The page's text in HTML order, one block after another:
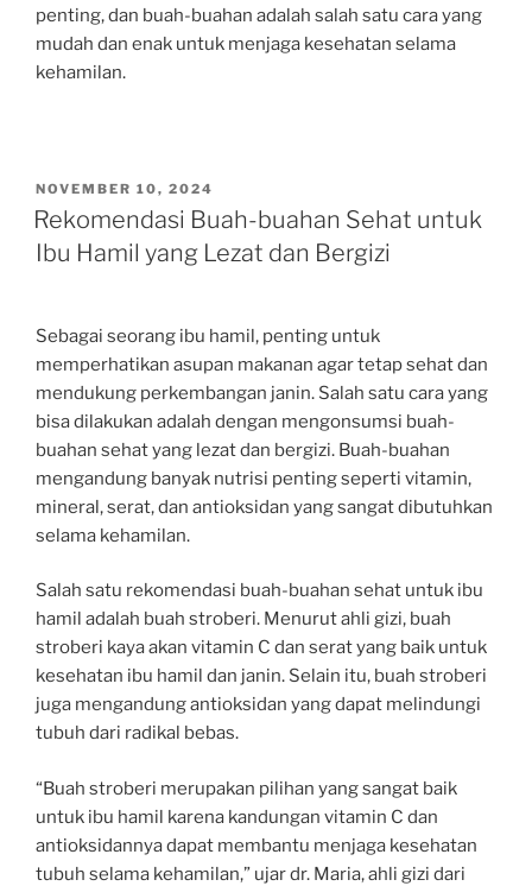
penting, dan buah-buahan adalah salah satu cara yang
mudah dan enak untuk menjaga kesehatan selama
kehamilan.
POSTED
ON
NOVEMBER 10, 2024
Rekomendasi Buah-buahan Sehat untuk
Ibu Hamil yang Lezat dan Bergizi
Sebagai seorang ibu hamil, penting untuk
memperhatikan asupan makanan agar tetap sehat dan
mendukung perkembangan janin. Salah satu cara yang
bisa dilakukan adalah dengan mengonsumsi buah-
buahan sehat yang lezat dan bergizi. Buah-buahan
mengandung banyak nutrisi penting seperti vitamin,
mineral, serat, dan antioksidan yang sangat dibutuhkan
selama kehamilan.
Salah satu rekomendasi buah-buahan sehat untuk ibu
hamil adalah buah stroberi. Menurut ahli gizi, buah
stroberi kaya akan vitamin C dan serat yang baik untuk
kesehatan ibu hamil dan janin. Selain itu, buah stroberi
juga mengandung antioksidan yang dapat melindungi
tubuh dari radikal bebas.
“Buah stroberi merupakan pilihan yang sangat baik
untuk ibu hamil karena kandungan vitamin C dan
antioksidannya dapat membantu menjaga kesehatan
tubuh selama kehamilan,” ujar dr. Maria, ahli gizi dari